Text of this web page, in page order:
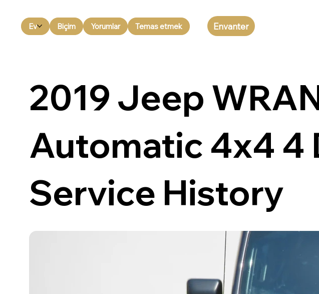
Ev Biçim Yorumlar Temas etmek Envanter
2019 Jeep
Automatic 4x4 4
Service History